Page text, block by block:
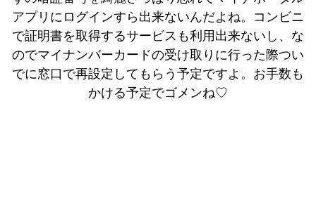
アプリにログインすら出来ないんだよね。コンビニ
で証明書を取得するサービスも利用出来ないし、な
のでマイナンバーカードの受け取りに行った際つい
でに窓口で再設定してもらう予定ですよ。お手数も
かける予定でゴメンね♡